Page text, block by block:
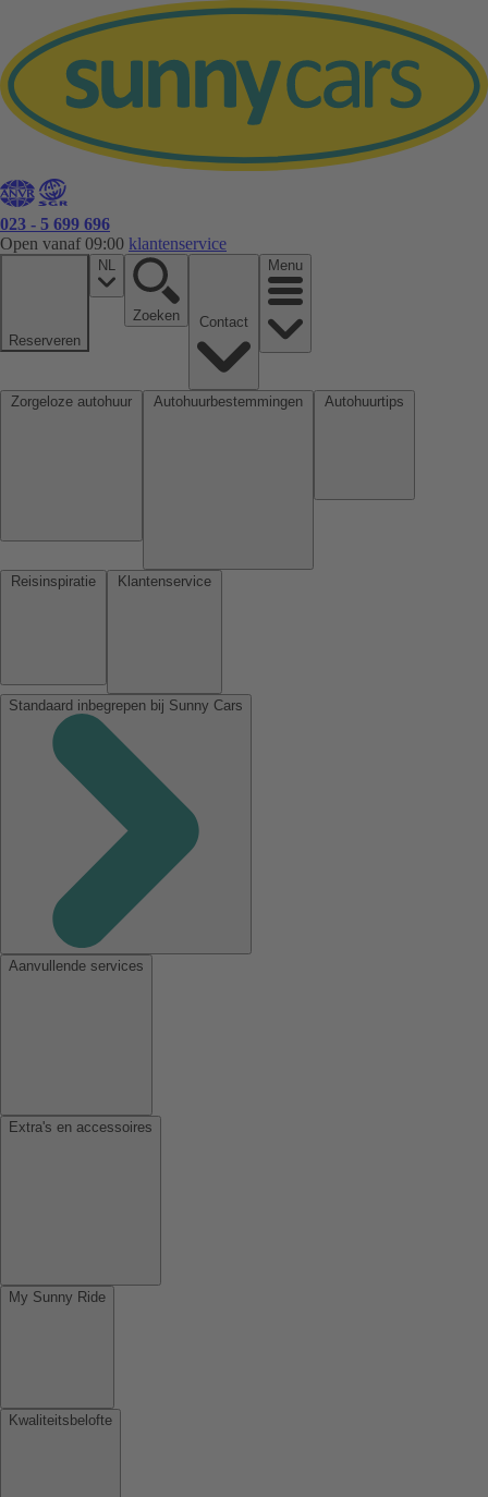
023 - 5 699 696
Open vanaf 09:00 klantenservice
Reserveren
NL
Zoeken
Menu
Standaard inbegrepen bij Sunny Cars
Aanvullende services
Extra's en accessoires
My Sunny Ride
Kwaliteitsbelofte